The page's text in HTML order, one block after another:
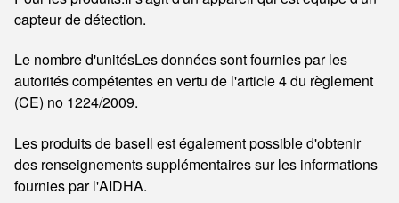
capteur de détection.
Le nombre d'unitésLes données sont fournies par les
autorités compétentes en vertu de l'article 4 du règlement
(CE) no 1224/2009.
Les produits de baseIl est également possible d'obtenir
des renseignements supplémentaires sur les informations
fournies par l'AIDHA.